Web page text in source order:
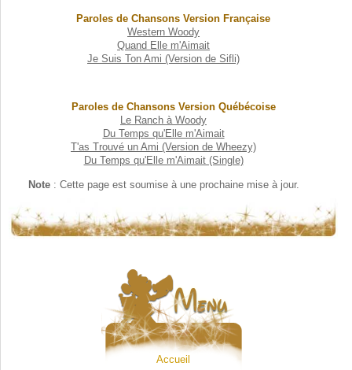
Paroles de Chansons Version Française
Western Woody
Quand Elle m'Aimait
Je Suis Ton Ami (Version de Sifli)
Paroles de Chansons Version Québécoise
Le Ranch à Woody
Du Temps qu'Elle m'Aimait
T'as Trouvé un Ami (Version de Wheezy)
Du Temps qu'Elle m'Aimait (Single)
Note: Cette page est soumise à une prochaine mise à jour.
Accueil